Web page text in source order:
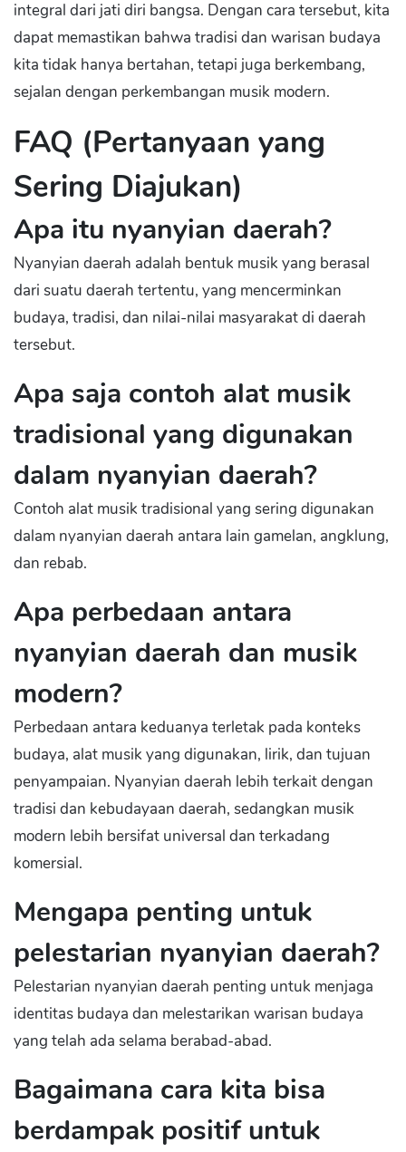
integral dari jati diri bangsa. Dengan cara tersebut, kita
dapat memastikan bahwa tradisi dan warisan budaya
kita tidak hanya bertahan, tetapi juga berkembang,
sejalan dengan perkembangan musik modern.
FAQ (Pertanyaan yang
Sering Diajukan)
Apa itu nyanyian daerah?
Nyanyian daerah adalah bentuk musik yang berasal
dari suatu daerah tertentu, yang mencerminkan
budaya, tradisi, dan nilai-nilai masyarakat di daerah
tersebut.
Apa saja contoh alat musik
tradisional yang digunakan
dalam nyanyian daerah?
Contoh alat musik tradisional yang sering digunakan
dalam nyanyian daerah antara lain gamelan, angklung,
dan rebab.
Apa perbedaan antara
nyanyian daerah dan musik
modern?
Perbedaan antara keduanya terletak pada konteks
budaya, alat musik yang digunakan, lirik, dan tujuan
penyampaian. Nyanyian daerah lebih terkait dengan
tradisi dan kebudayaan daerah, sedangkan musik
modern lebih bersifat universal dan terkadang
komersial.
Mengapa penting untuk
pelestarian nyanyian daerah?
Pelestarian nyanyian daerah penting untuk menjaga
identitas budaya dan melestarikan warisan budaya
yang telah ada selama berabad-abad.
Bagaimana cara kita bisa
berdampak positif untuk